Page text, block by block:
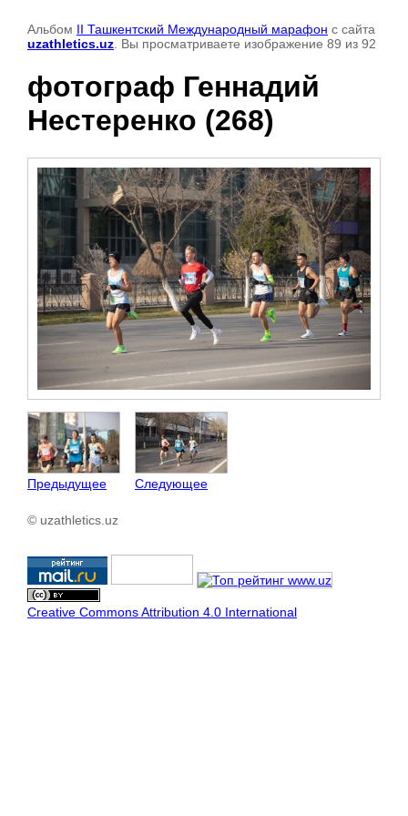
Альбом II Ташкентский Международный марафон с сайта
uzathletics.uz . Вы просматриваете изображение 89 из 92
фотограф Геннадий
Нестеренко (268)
Предыдущее Следующее
© uzathletics.uz
Creative Commons Attribution 4.0 International